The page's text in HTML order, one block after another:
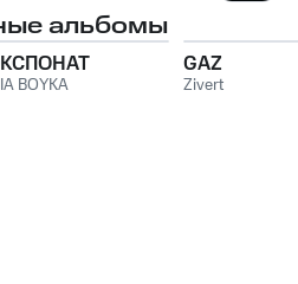
альбомы
BOYKA
GAZ
Zivert